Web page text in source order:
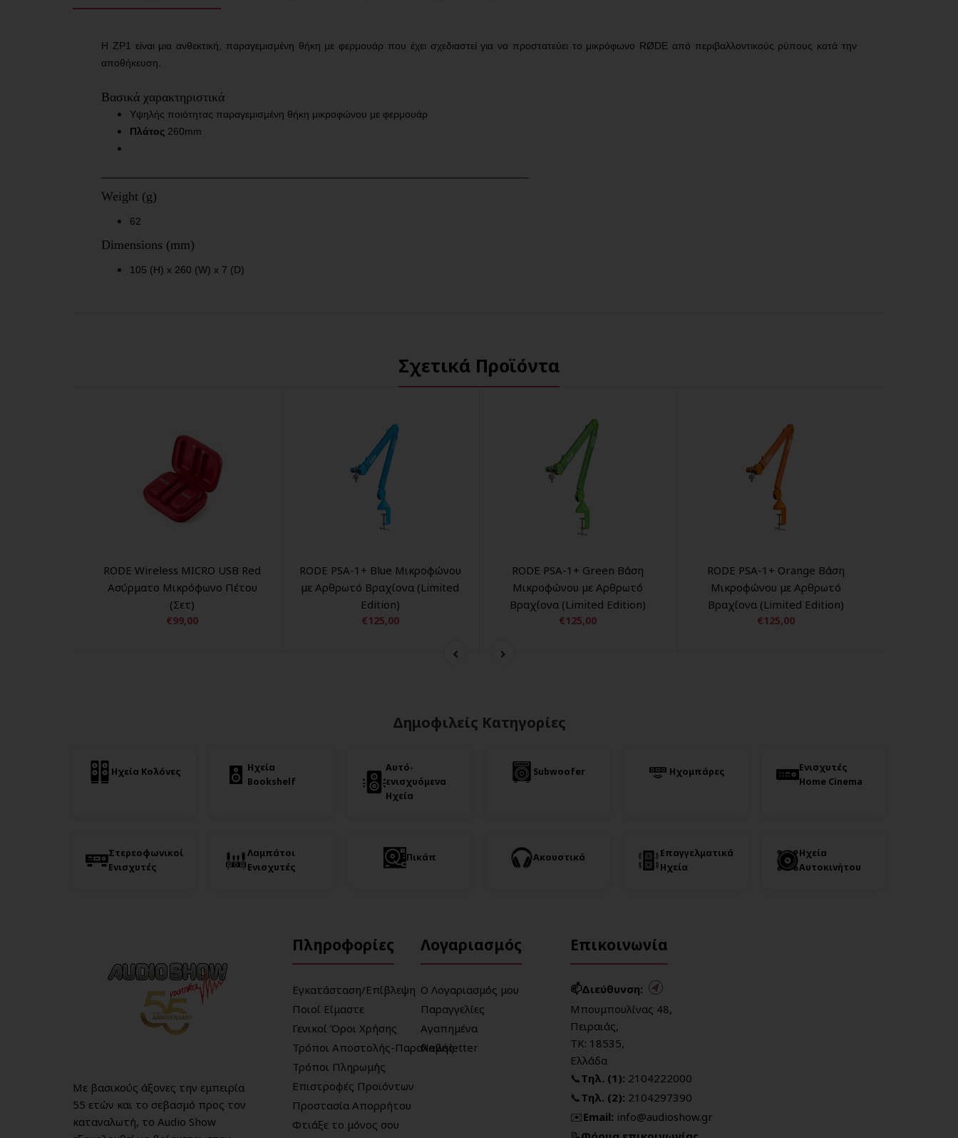
Η ZP1 είναι μια ανθεκτική, παραγεμισμένη θήκη με φερμουάρ που έχει σχεδιαστεί για να προστατεύει το μικρόφωνο RØDE από περιβαλλοντικούς ρύπους κατά την
αποθήκευση.
Βασικά χαρακτηριστικά
Υψηλής ποιότητας παραγεμισμένη θήκη μικροφώνου με φερμουάρ
Πλάτος 260mm
Weight (g)
62
Dimensions (mm)
105 (H) x 260 (W) x 7 (D)
Σχετικά Προϊόντα
RODE Wireless MICRO USB Red
Ασύρματο Μικρόφωνο Πέτου
(Σετ)
€99,00
RODE PSA-1+ Blue Μικροφώνου
με Αρθρωτό Βραχίονα (Limited
Edition)
€125,00
RODE PSA-1+ Green Βάση
Μικροφώνου με Αρθρωτό
Βραχίονα (Limited Edition)
€125,00
RODE PSA-1+ Orange Βάση
Μικροφώνου με Αρθρωτό
Βραχίονα (Limited Edition)
€125,00
Δημοφιλείς Κατηγορίες
Ηχεία Κολόνες
Ηχεία
Bookshelf
Αυτό-
ενισχυόμενα
Ηχεία
Subwoofer Ηχομπάρες
Ενισχυτές
Home Cinema
Στερεοφωνικοί
Ενισχυτές
Λαμπάτοι
Ενισχυτές
Πικάπ Ακουστικά
Επαγγελματικά
Ηχεία
Ηχεία
Αυτοκινήτου
Με βασικούς άξονες την εμπειρία
55 ετών και το σεβασμό προς τον
καταναλωτή, το Audio Show
Πληροφορίες
Εγκατάσταση/Επίβλεψη
Ποιοί Είμαστε
Γενικοί Όροι Χρήσης
Τρόποι Αποστολής-Παραλαβής
Τρόποι Πληρωμής
Επιστροφές Προϊόντων
Προστασία Απορρήτου
Φτιάξε το μόνος σου
Λογαριασμός
Ο Λογαριασμός μου
Παραγγελίες
Αγαπημένα
Newsletter
Επικοινωνία
📫Διεύθυνση:
Μπουμπουλίνας 48,
Πειραιάς,
ΤΚ: 18535,
Ελλάδα
📞Τηλ. (1): 2104222000
📞Τηλ. (2): 2104297390
✉️Email: info@audioshow.gr